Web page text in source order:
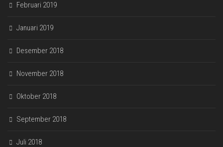
Februari 2019
Januari 2019
Desember 2018
November 2018
Oktober 2018
September 2018
Juli 2018